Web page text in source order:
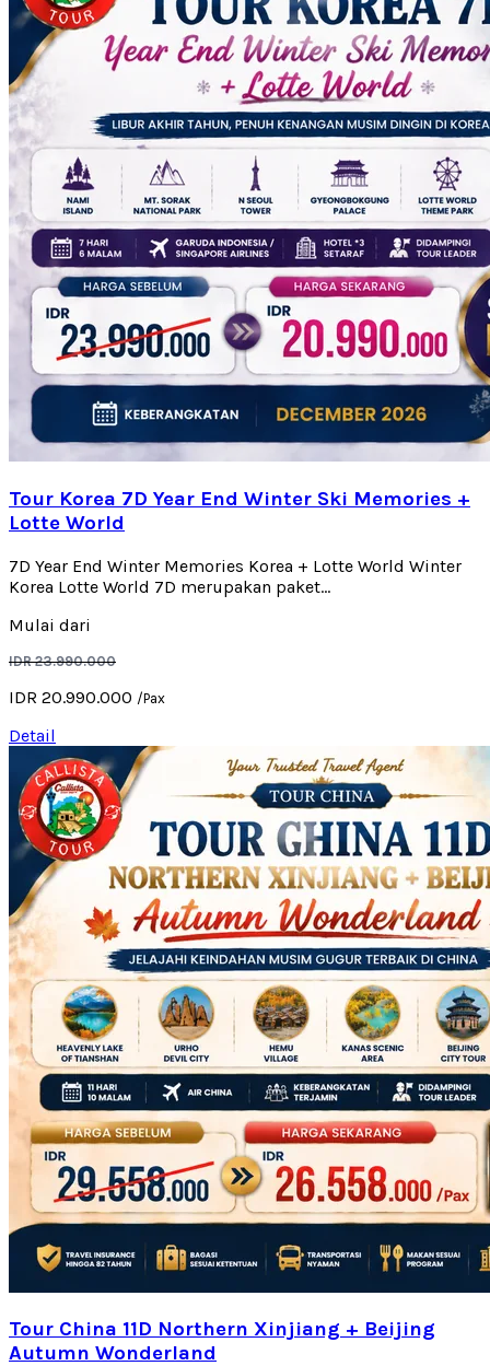
Tour Korea 7D Year End Winter Ski Memories +
Lotte World
7D Year End Winter Memories Korea + Lotte World Winter
Korea Lotte World 7D merupakan paket...
Mulai dari
IDR 23.990.000
IDR 20.990.000 /Pax
Detail
Tour China 11D Northern Xinjiang + Beijing
Autumn Wonderland